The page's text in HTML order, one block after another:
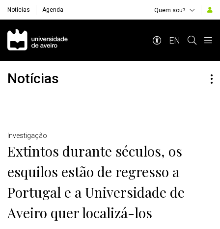
Notícias Agenda Quem sou?
Navegação Principal
EN
Notícias
Detalhes
Investigação
Extintos durante séculos, os
esquilos estão de regresso a
Portugal e a Universidade de
Aveiro quer localizá-los